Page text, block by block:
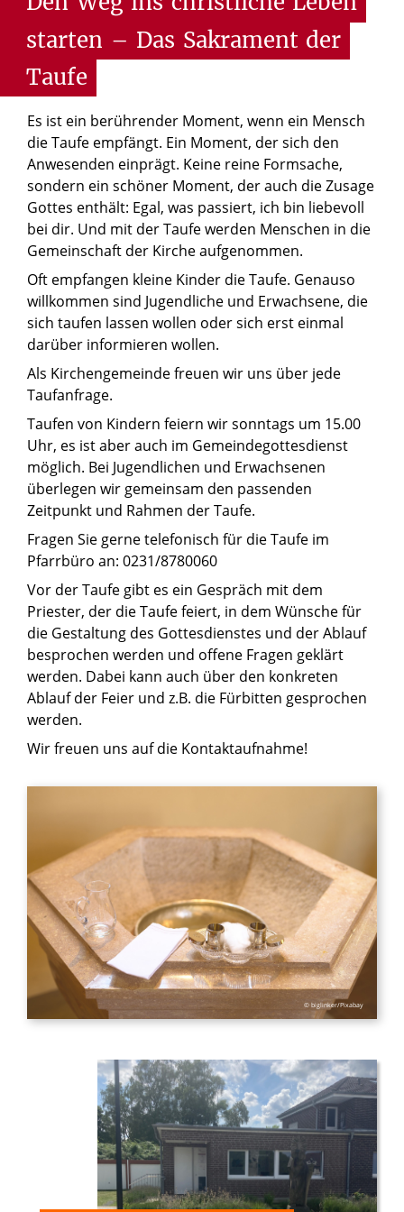
starten – Das Sakrament der
Taufe
© biglinker/Pixabay
Es ist ein berührender Moment, wenn ein Mensch
die Taufe empfängt. Ein Moment, der sich den
Anwesenden einprägt. Keine reine Formsache,
sondern ein schöner Moment, der auch die Zusage
Gottes enthält: Egal, was passiert, ich bin liebevoll
bei dir. Und mit der Taufe werden Menschen in die
Gemeinschaft der Kirche aufgenommen.
Oft empfangen kleine Kinder die Taufe. Genauso
willkommen sind Jugendliche und Erwachsene, die
sich taufen lassen wollen oder sich erst einmal
darüber informieren wollen.
Als Kirchengemeinde freuen wir uns über jede
Taufanfrage.
Taufen von Kindern feiern wir sonntags um 15.00
Uhr, es ist aber auch im Gemeindegottesdienst
möglich. Bei Jugendlichen und Erwachsenen
überlegen wir gemeinsam den passenden
Zeitpunkt und Rahmen der Taufe.
Fragen Sie gerne telefonisch für die Taufe im
Pfarrbüro an: 0231/8780060
Vor der Taufe gibt es ein Gespräch mit dem
Priester, der die Taufe feiert, in dem Wünsche für
die Gestaltung des Gottesdienstes und der Ablauf
besprochen werden und offene Fragen geklärt
werden. Dabei kann auch über den konkreten
Ablauf der Feier und z.B. die Fürbitten gesprochen
werden.
Wir freuen uns auf die Kontaktaufnahme!